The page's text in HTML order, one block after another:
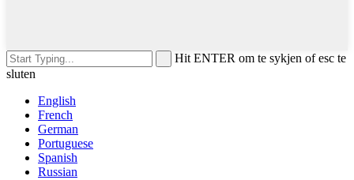
Hit ENTER om te sykjen of esc te
sluten
English
French
German
Portuguese
Spanish
Russian